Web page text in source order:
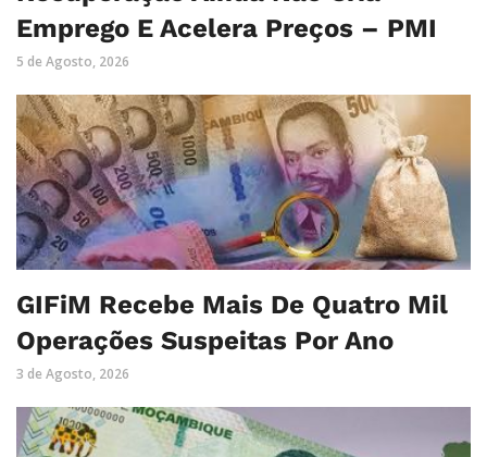
Emprego E Acelera Preços – PMI
5 de Agosto, 2026
GIFiM Recebe Mais De Quatro Mil
Operações Suspeitas Por Ano
3 de Agosto, 2026